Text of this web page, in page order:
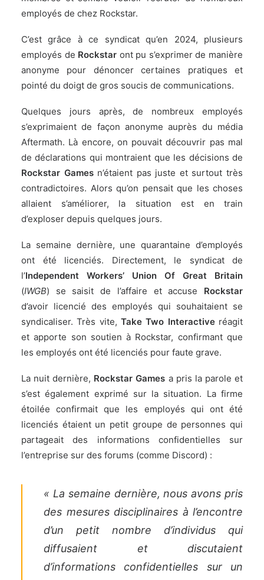
employés de chez Rockstar.
C’est grâce à ce syndicat qu’en 2024, plusieurs
employés de Rockstar ont pu s’exprimer de manière
anonyme pour dénoncer certaines pratiques et
pointé du doigt de gros soucis de communications.
Quelques jours après,de nombreux employés
s’exprimaient de façon anonyme auprès du média
Aftermath. Là encore, on pouvait découvrir pas mal
de déclarations qui montraient que les décisions de
Rockstar Gamesn’étaient pas juste et surtout très
contradictoires. Alors qu’on pensait que les choses
allaient s’améliorer, la situation est en train
d’exploser depuis quelques jours.
La semaine dernière, une quarantaine d’employés
ont été licenciés. Directement, le syndicat de
l’Independent Workers’ Union Of Great Britain
(IWGB) se saisit de l’affaire et accuse Rockstar
d’avoir licencié des employés qui souhaitaient se
syndicaliser. Très vite, Take Two Interactiveréagit
et apporte son soutien à Rockstar, confirmant que
les employés ont été licenciés pour faute grave.
La nuit dernière, Rockstar Games a pris la parole et
s’est également exprimé sur la situation. La firme
étoilée confirmait que les employés qui ont été
licenciés étaient un petit groupe de personnes qui
partageait des informations confidentielles sur
l’entreprise sur des forums (comme Discord) :
« La semaine dernière, nous avons pris
des mesures disciplinaires à l’encontre
d’un petit nombre d’individus qui
diffusaient et discutaient
d’informations confidentielles sur un